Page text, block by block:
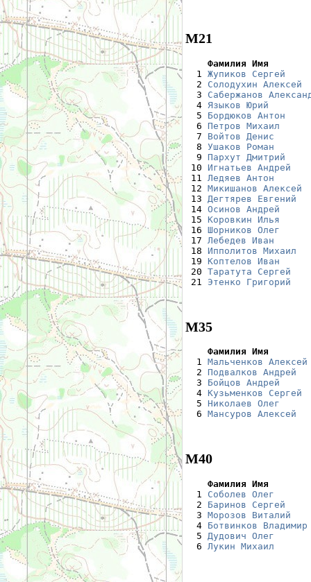
М21
Фамилия Имя
1 Жупиков Сергей
  2
Солодухин Алексей
  3
Сабержанов
  4
Языков Юрий
  5
Бордюков Антон
  6
Петров Михаил
  7
Войтов Денис
  8
Ушаков Роман
  9
Пархут Дмитрий
10 Игнатьев Андрей
11 Ледяев Антон
12 Микишанов Алексей
13 Дегтярев Евгений
14 Осинов Андрей
15 Коровкин Илья
16 Шорников Олег
17 Лебедев Иван
18 Ипполитов Михаил
19 Коптелов Иван
20 Таратута Сергей
21 Этенко Григорий
М35
Фамилия Имя
1 Мальченков Алексей
  2
Подвалков Андрей
  3
Бойцов Андрей
  4
Кузьменков Сергей
  5
Николаев Олег
  6
Мансуров Алексей
М40
Фамилия Имя
1 Соболев Олег
  2
Баринов Сергей
  3
Морозов Виталий
  4
Ботвинков Владимир
  5
Дудович Олег
  6
Лукин Михаил